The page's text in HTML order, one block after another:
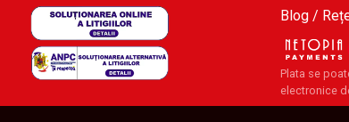
Blog /
Plata se
electronice